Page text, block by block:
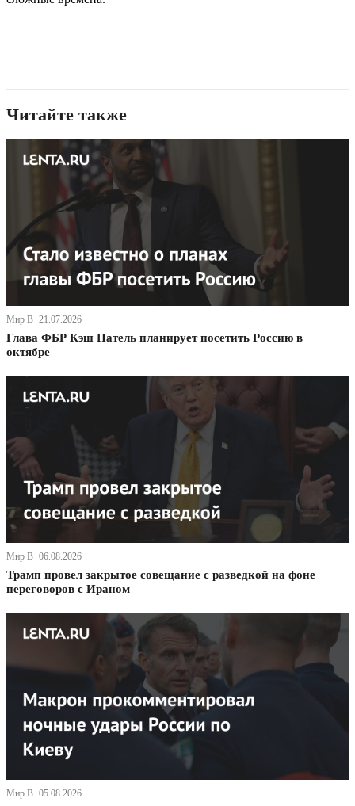
Читайте также
Мир В· 21.07.2026
Глава ФБР Кэш Патель планирует посетить Россию в
октябре
Мир В· 06.08.2026
Трамп провел закрытое совещание с разведкой на фоне
переговоров с Ираном
Мир В· 05.08.2026